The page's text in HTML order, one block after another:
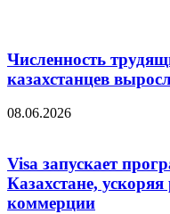
Численность
казахстанцев
08.06.2026
Visa запускает
Казахстане,
коммерции